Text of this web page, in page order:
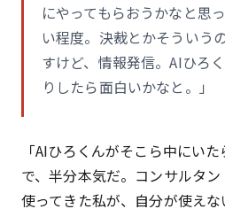
にやってもらおうかなと思
い程度。決裁とかそういう
すけど、情報発信。AIひろ
りしたら面白いかなと。」
「AIひろくんがそこら中にい
で、半分本気だ。コンサルタ
使ってきた私が、自分が使え